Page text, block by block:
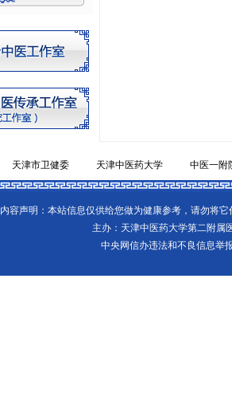
天津市卫健委 天津中医药大学 中医一附
内容声明：本站信息仅供给您做为健康参考，请勿将
主办：天津中医药大学第二附属
中央网信办违法和不良信息举